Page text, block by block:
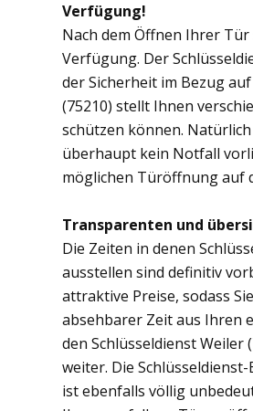
Verfügung!
Nach dem Öffnen Ihrer
Verfügung. Der
der Sicherheit im Bezug
(75210) stellt Ihnen
schützen können.
überhaupt kein Notfall
möglichen Türöffnung auf
Transparenten und
Die Zeiten in denen
ausstellen sind definitiv
attraktive Preise, sodass
absehbarer Zeit aus Ihren
den Schlüsseldienst
weiter. Die
ist ebenfalls völlig